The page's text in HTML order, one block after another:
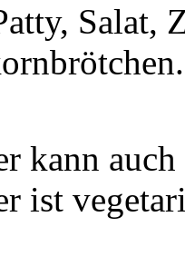
Salat,
kann
ist